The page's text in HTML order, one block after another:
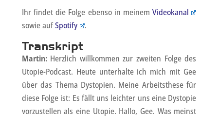
Ihr findet die Folge ebenso in meinemVideokanal
sowie aufSpotify .
Transkript
Martin:Herzlich willkommen zur zweiten Folge des
Utopie-Podcast. Heute unterhalte ich mich mit Gee
über das Thema Dystopien. Meine Arbeitsthese für
diese Folge ist: Es fällt uns leichter uns eine Dystopie
vorzustellen als eine Utopie. Hallo, Gee. Was meinst